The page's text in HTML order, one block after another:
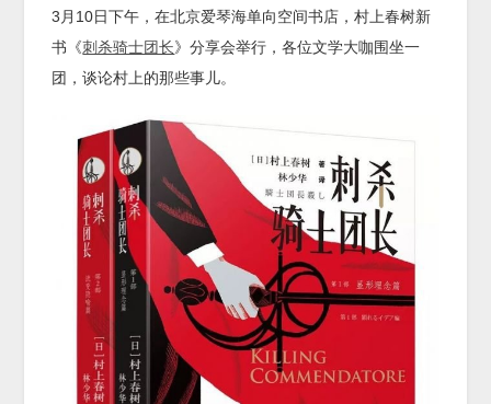
3月10日下午，在北京爱琴海单向空间书店，村上春树新
书《刺杀骑士团长》分享会举行，各位文学大咖围坐一
团，谈论村上的那些事儿。